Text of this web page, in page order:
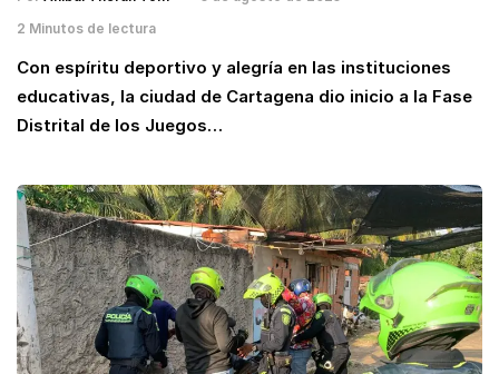
2 Minutos de lectura
Con espíritu deportivo y alegría en las instituciones
educativas, la ciudad de Cartagena dio inicio a la Fase
Distrital de los Juegos…